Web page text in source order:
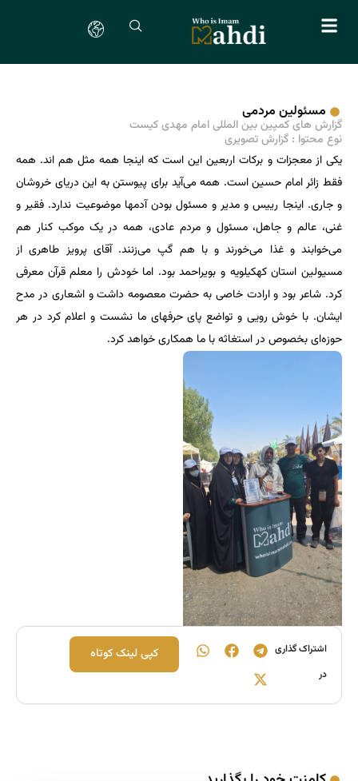
مسئولین مردمی
گزارش های کمپین بین المللی امام مهدی کیست
نوع محتوا : گزارش تصویری
یکی از معجزات و برکات اربعین این است که اینجا همه مثل هم اند. همه
فقط زائر امام حسین است. همه می‌آید برای پیوستن به این دریای خروشان
و جاری. اینجا رییس و مدیر و مسئول بودن آدمها موضوعیت ندارد. فقیر و
غنی، عالم و جاهل، مسئول و مردم عادی، همه در یک موکب کنار هم
می‌خوابند و غذا می‌خورند و با هم گپ می‌زنند. آقای پرویز طاهری از
مسیولین استان کهکیلویه و بویراحمد بود. اما خودش را معلم قرآن معرفی
کرد. شاعر بود و ارادت خاصی به حضرت معصومه داشت و اشعاری در مدح
ایشان. با خوش رویی و تواضع پای حرفهای ما نشست و اعلام کرد در هر
حوزه‌ای بخصوص در استغاثه با ما همکاری خواهد کرد.
اشتراک گذاری
در
کپی لینک کوتاه